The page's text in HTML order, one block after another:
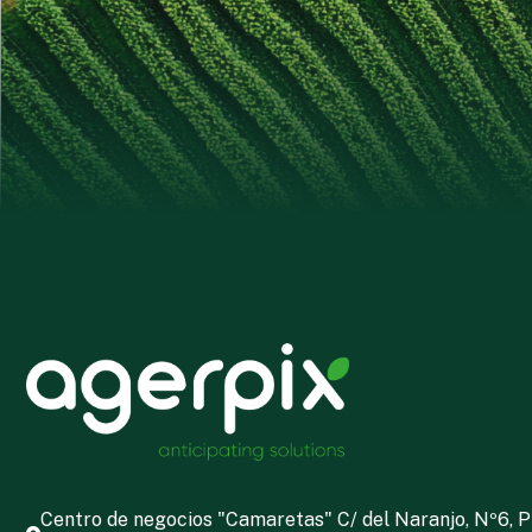
Centro de negocios "Camaretas" C/ del Naranjo, Nº6,